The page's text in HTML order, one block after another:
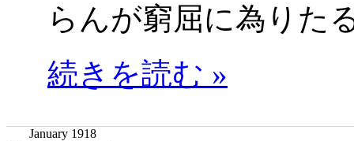
らんが窮屈に為りた
続きを読む »
January 1918